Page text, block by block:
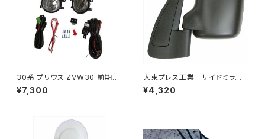
30系 プリウス ZVW30 前期
純正 タイプ フォグランプ ユニッ
ト バルブ 配線 スイッチ H11 左
¥7,300
大東プレス工業 サイドミラー/
バックミラースバル サンバー
左 99年～ DI-641
¥4,320